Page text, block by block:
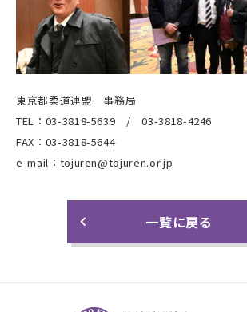
東京都柔道連盟 事務局
TEL：03-3818-5639 / 03-3818-4246
FAX：03-3818-5644
e-mail：tojuren@tojuren.or.jp
一覧に戻る